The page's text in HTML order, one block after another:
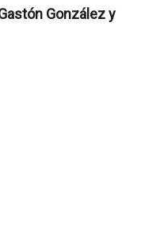
González y